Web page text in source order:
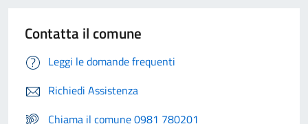
Contatta il comune
Leggi le domande frequenti
Richiedi Assistenza
Chiama il comune 0981 780201